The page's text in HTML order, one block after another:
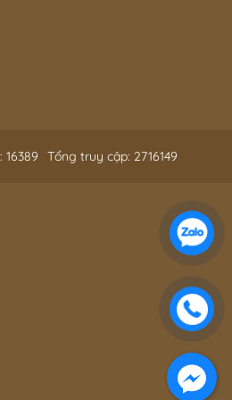
16389 Tổng truy cập: 2716149